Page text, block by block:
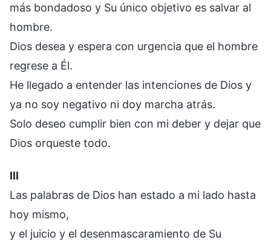
más bondadoso y Su único objetivo es salvar al
hombre.
Dios desea y espera con urgencia que el hombre
regrese a Él.
He llegado a entender las intenciones de Dios y
ya no soy negativo ni doy marcha atrás.
Solo deseo cumplir bien con mi deber y dejar que
Dios orqueste todo.
III
Las palabras de Dios han estado a mi lado hasta
hoy mismo,
y el juicio y el desenmascaramiento de Su